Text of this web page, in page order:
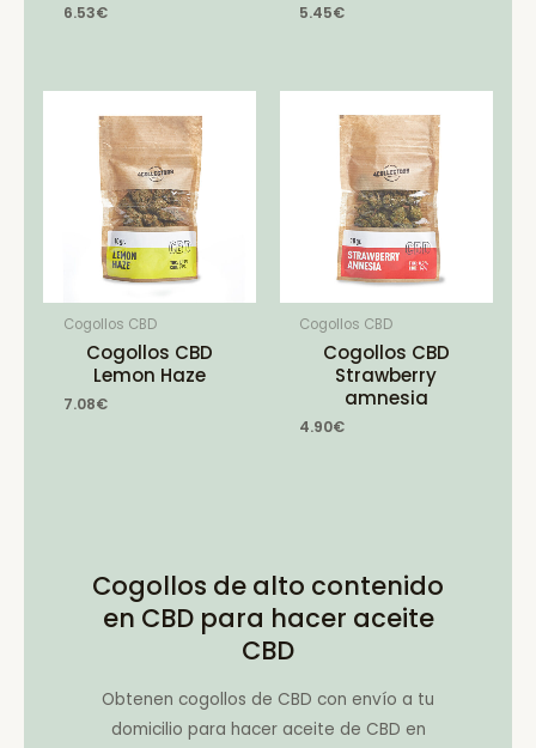
6.53€ 5.45€
Cogollos CBD
Cogollos CBD
Lemon Haze
7.08€
Cogollos CBD
Cogollos CBD
Strawberry
amnesia
4.90€
Cogollos de alto contenido
en CBD para hacer aceite
CBD
Obtenen cogollos de CBD con envío a tu
domicilio para hacer aceite de CBD en